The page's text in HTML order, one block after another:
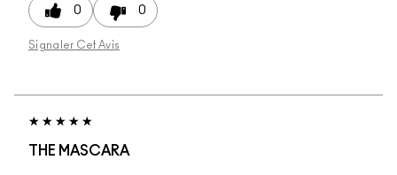
0 0
Signaler Cet Avis
THE MASCARA